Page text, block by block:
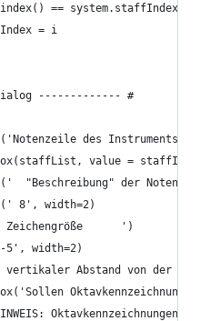
==
= i
Dialog ------------- #
des Instruments
value =
"Beschreibung" der
8', width=2)
Zeichengröße      ')
width=2)
Abstand von der